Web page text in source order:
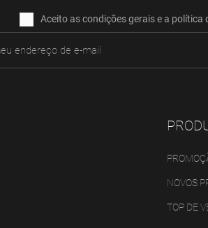
Aceito as condições gerais e a política
NOVOS
TOP DE